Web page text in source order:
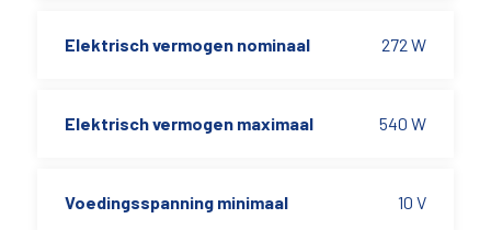
Elektrisch vermogen nominaal 272 W
Elektrisch vermogen maximaal 540 W
Voedingsspanning minimaal 10 V